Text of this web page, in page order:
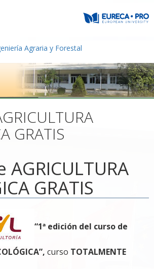
Agraria y Forestal
GRATIS
AGRICULTURA
GRATIS
“1ª edición del curso de
curso TOTALMENTE